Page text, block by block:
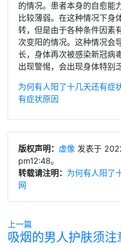
的情况。患者本身的自愈能
比较薄弱。在这种情况下身
转，但是由于各种条件因素
次变阳的情况。这种情况会
长，身体再次被感染新冠病
出现警惕，会出现身体特别
为何有人阳了十几天还有症
有症状原因
版权声明： 虚像 发表于
pm12:48。
转载请注明： 为何有人阳了
网
上一篇
吸烟的男人护肤须